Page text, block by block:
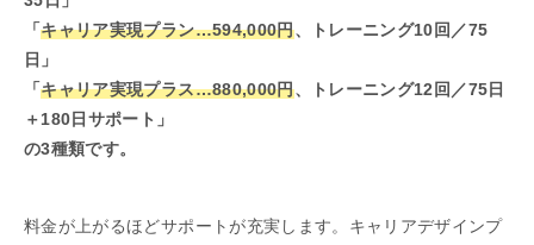
「キャリア実現プラン…594,000円、トレーニング10回／75
日」
「キャリア実現プラス…880,000円、トレーニング12回／75日
＋180日サポート」
の3種類です。
料金が上がるほどサポートが充実します。キャリアデザインプ